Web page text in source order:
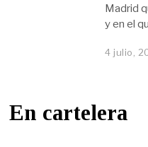
Madrid
y en el
4 julio,
En cartelera